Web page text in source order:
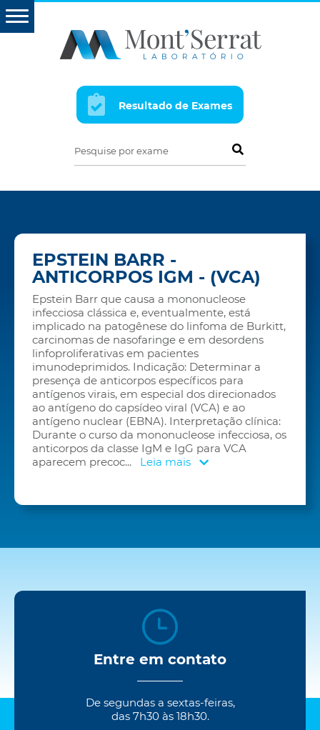
Resultado de Exames
Pesquise por exame
EPSTEIN BARR -
ANTICORPOS IGM - (VCA)
Epstein Barr que causa a mononucleose
infecciosa clássica e, eventualmente, está
implicado na patogênese do linfoma de Burkitt,
carcinomas de nasofaringe e em desordens
linfoproliferativas em pacientes
imunodeprimidos. Indicação: Determinar a
presença de anticorpos específicos para
antígenos virais, em especial dos direcionados
ao antígeno do capsídeo viral (VCA) e ao
antígeno nuclear (EBNA). Interpretação clínica:
Durante o curso da mononucleose infecciosa, os
anticorpos da classe IgM e IgG para VCA
aparecem precoc... Leia mais
Entre em contato
De segundas a sextas-feiras,
das 7h30 às 18h30.